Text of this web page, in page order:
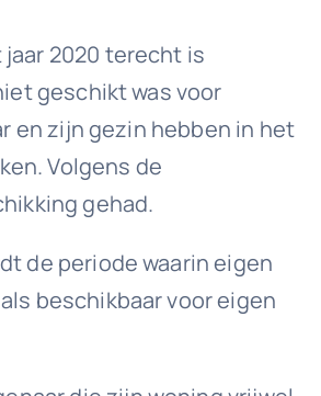
2020 terecht is
geschikt was voor
en zijn gezin hebben in het
Volgens de
gehad.
de periode waarin eigen
beschikbaar voor eigen